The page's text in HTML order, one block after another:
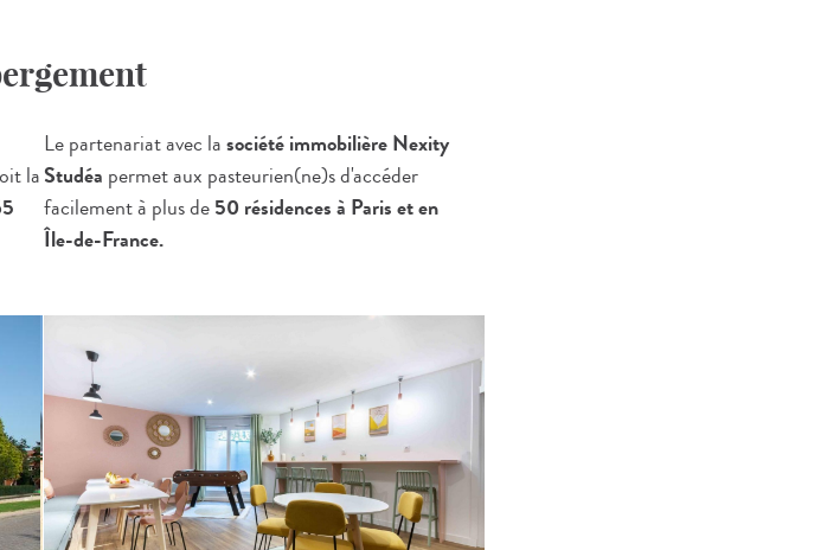
la
Le partenariat avec lasociété immobilière Nexity
Studéa permet aux pasteurien(ne)s d'accéder
facilement à plus de50 résidences à Paris et en
Île-de-France.